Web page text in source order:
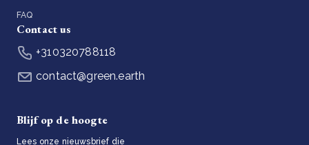
FAQ
Contact us
+310320788118
contact@green.earth
Blijf op de hoogte
Lees onze nieuwsbrief die